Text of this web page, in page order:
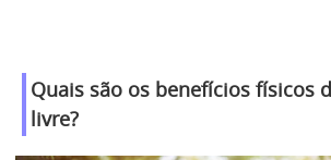
Quais são os benefícios físicos
livre?